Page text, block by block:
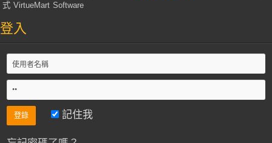
式 VirtueMart Software
登入
記住我